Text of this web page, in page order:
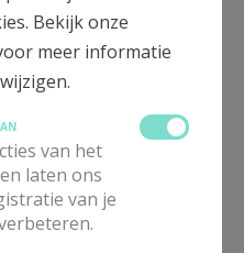
Bekijk onze
meer informatie
van het
laten ons
van je